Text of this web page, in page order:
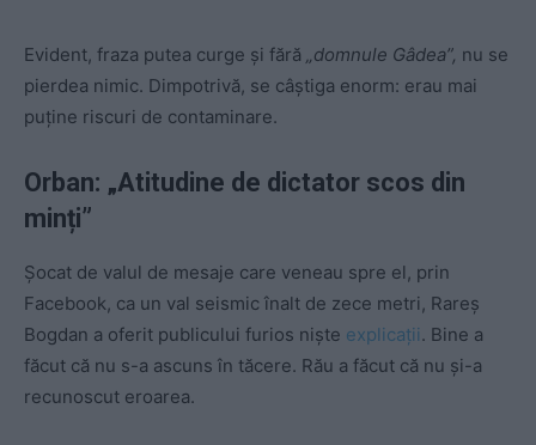
Evident, fraza putea curge și fără „domnule Gâdea”, nu se
pierdea nimic. Dimpotrivă, se câștiga enorm: erau mai
puține riscuri de contaminare.
Orban: „Atitudine de dictator scos din
minți”
Șocat de valul de mesaje care veneau spre el, prin
Facebook, ca un val seismic înalt de zece metri, Rareș
Bogdan a oferit publicului furios niște explicații. Bine a
făcut că nu s-a ascuns în tăcere. Rău a făcut că nu și-a
recunoscut eroarea.